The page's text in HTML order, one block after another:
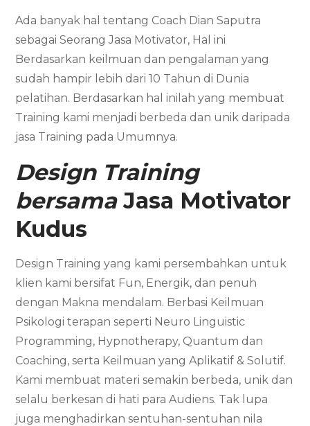
Ada banyak hal tentang Coach Dian Saputra
sebagai Seorang Jasa Motivator, Hal ini
Berdasarkan keilmuan dan pengalaman yang
sudah hampir lebih dari 10 Tahun di Dunia
pelatihan. Berdasarkan hal inilah yang membuat
Training kami menjadi berbeda dan unik daripada
jasa Training pada Umumnya.
Design Training
bersamaJasa Motivator
Kudus
Design Training yang kami persembahkan untuk
klien kami bersifat Fun, Energik, dan penuh
dengan Makna mendalam. Berbasi Keilmuan
Psikologi terapan seperti Neuro Linguistic
Programming, Hypnotherapy, Quantum dan
Coaching, serta Keilmuan yang Aplikatif & Solutif.
Kami membuat materi semakin berbeda, unik dan
selalu berkesan di hati para Audiens. Tak lupa
juga menghadirkan sentuhan-sentuhan nila